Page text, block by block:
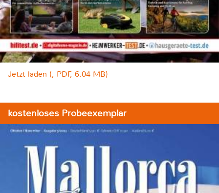
Jetzt laden (, PDF, 6.04 MB)
kostenloses Probeexemplar